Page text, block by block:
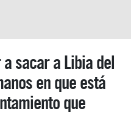
sacar a Libia del
en que está
que